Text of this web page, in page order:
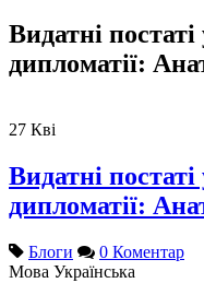
Видатні постаті
дипломатії:
27 Кві
Видатні постаті
дипломатії:
Блоги
0 Коментар
Мова Українська